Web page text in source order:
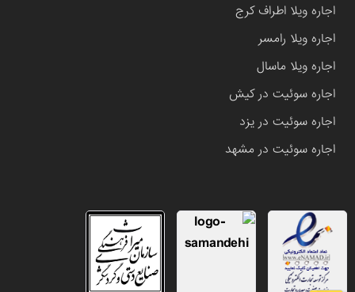
اجاره ویلا اطراف کرج
اجاره ویلا رامسر
اجاره ویلا ماسال
اجاره سوئیت در کیش
اجاره سوئیت در یزد
اجاره سوئیت در مشهد